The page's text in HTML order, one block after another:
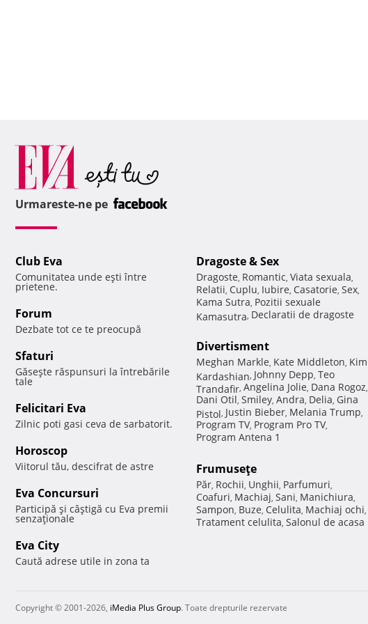
Urmareste-ne pe
Club Eva
Comunitatea unde eşti între
prietene.
Forum
Dezbate tot ce te preocupă
Sfaturi
Găseşte răspunsuri la întrebările
tale
Felicitari Eva
Zilnic poti gasi ceva de sarbatorit.
Horoscop
Viitorul tău, descifrat de astre
Eva Concursuri
Participă şi câştigă cu Eva premii
senzaţionale
Eva City
Caută adrese utile in zona ta
Dragoste & Sex
Dragoste, Romantic, Viata sexuala,
Relatii, Cuplu, Iubire, Casatorie, Sex,
Kama Sutra, Pozitii sexuale
Kamasutra, Declaratii de dragoste
Divertisment
Meghan Markle, Kate Middleton, Kim
Kardashian, Johnny Depp, Teo
Trandafir, Angelina Jolie, Dana Rogoz,
Dani Otil, Smiley, Andra, Delia, Gina
Pistol, Justin Bieber, Melania Trump,
Program TV, Program Pro TV,
Program Antena 1
Frumuseţe
Păr, Rochii, Unghii, Parfumuri,
Coafuri, Machiaj, Sani, Manichiura,
Sampon, Buze, Celulita, Machiaj ochi,
Tratament celulita, Salonul de acasa
Copyright © 2001-2026, iMedia Plus Group. Toate drepturile rezervate